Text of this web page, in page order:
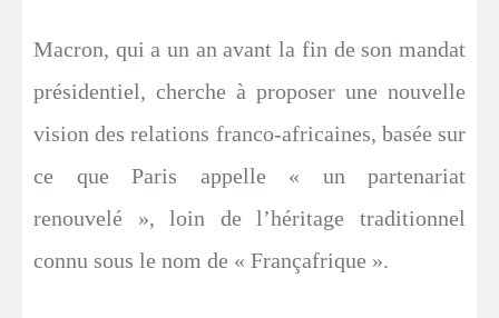
Macron, qui a un an avant la fin de son mandat
présidentiel, cherche à proposer une nouvelle
vision des relations franco-africaines, basée sur
ce que Paris appelle « un partenariat
renouvelé », loin de l’héritage traditionnel
connu sous le nom de « Françafrique ».